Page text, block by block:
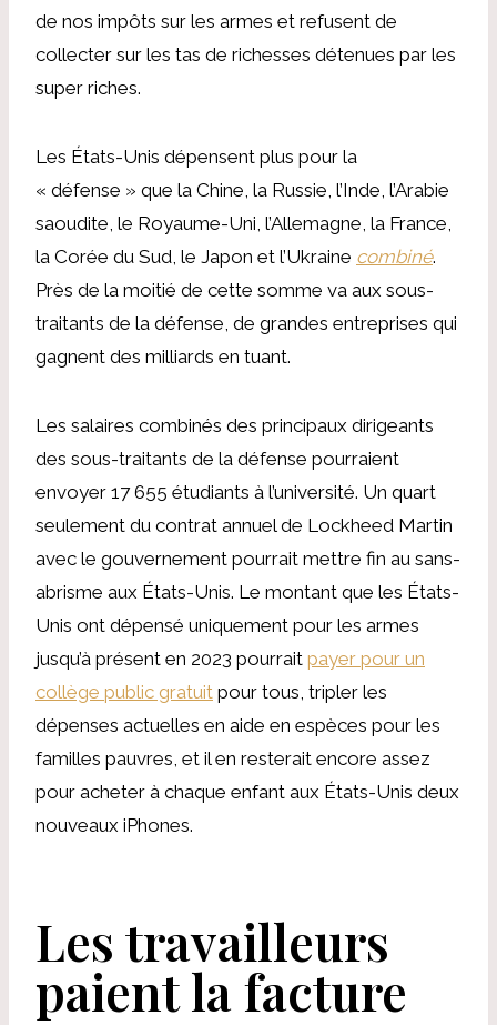
de nos impôts sur les armes et refusent de
collecter sur les tas de richesses détenues par les
super riches.
Les États-Unis dépensent plus pour la
« défense » que la Chine, la Russie, l’Inde, l’Arabie
saoudite, le Royaume-Uni, l’Allemagne, la France,
la Corée du Sud, le Japon et l’Ukraine combiné.
Près de la moitié de cette somme va aux sous-
traitants de la défense, de grandes entreprises qui
gagnent des milliards en tuant.
Les salaires combinés des principaux dirigeants
des sous-traitants de la défense pourraient
envoyer 17 655 étudiants à l’université. Un quart
seulement du contrat annuel de Lockheed Martin
avec le gouvernement pourrait mettre fin au sans-
abrisme aux États-Unis. Le montant que les États-
Unis ont dépensé uniquement pour les armes
jusqu’à présent en 2023 pourrait payer pour un
collège public gratuit pour tous, tripler les
dépenses actuelles en aide en espèces pour les
familles pauvres, et il en resterait encore assez
pour acheter à chaque enfant aux États-Unis deux
nouveaux iPhones.
Les travailleurs
paient la facture